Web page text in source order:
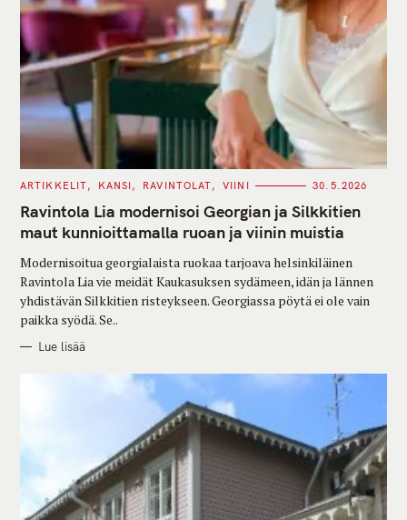
C
T
E
G
O
I
S
ARTIKKELIT KANSI RAVINTOLAT VIINI 30.5.2026
Ravintola Lia modernisoi Georgian ja Silkkitien
maut kunnioittamalla ruoan ja viinin muistia
Modernisoitua georgialaista ruokaa tarjoava helsinkiläinen
Ravintola Lia vie meidät Kaukasuksen sydämeen, idän ja lännen
yhdistävän Silkkitien risteykseen. Georgiassa pöytä ei ole vain
paikka syödä. Se..
Lue lisää